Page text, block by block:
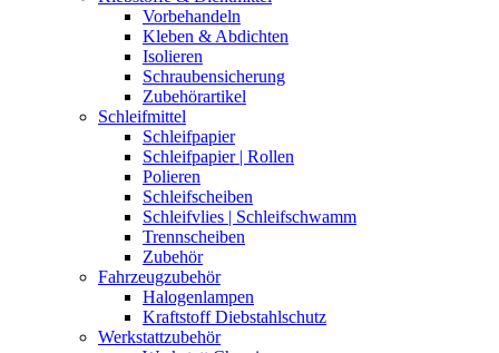
Vorbehandeln
Kleben & Abdichten
Isolieren
Schraubensicherung
Zubehörartikel
Schleifmittel
Schleifpapier
Schleifpapier | Rollen
Polieren
Schleifscheiben
Schleifvlies | Schleifschwamm
Trennscheiben
Zubehör
Fahrzeugzubehör
Halogenlampen
Kraftstoff Diebstahlschutz
Werkstattzubehör